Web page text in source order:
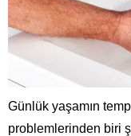
Günlük yaşamın
problemlerinden biri